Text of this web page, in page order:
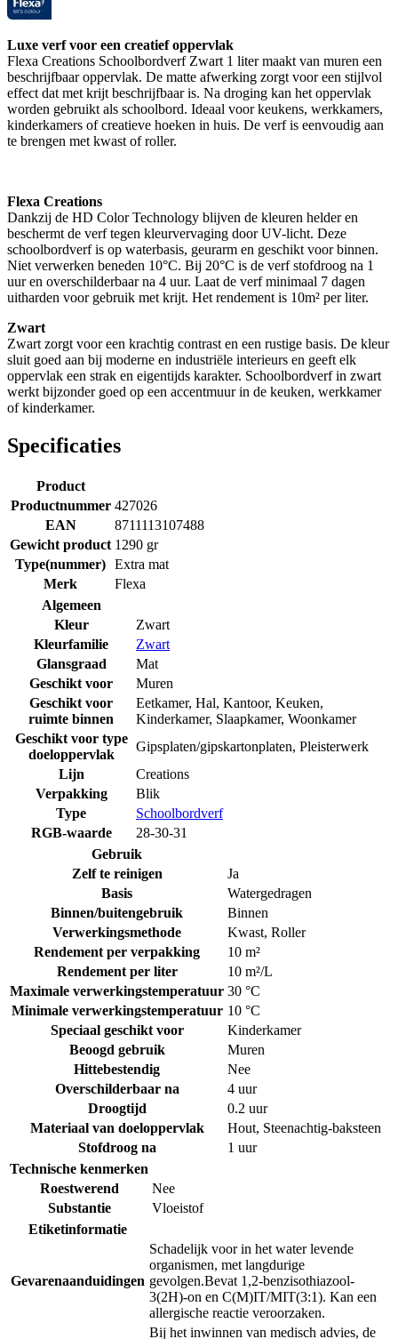
Luxe verf voor een creatief oppervlak
Flexa Creations Schoolbordverf Zwart 1 liter maakt van muren een
beschrijfbaar oppervlak. De matte afwerking zorgt voor een stijlvol
effect dat met krijt beschrijfbaar is. Na droging kan het oppervlak
worden gebruikt als schoolbord. Ideaal voor keukens, werkkamers,
kinderkamers of creatieve hoeken in huis. De verf is eenvoudig aan
te brengen met kwast of roller.
Flexa Creations
Dankzij de HD Color Technology blijven de kleuren helder en
beschermt de verf tegen kleurvervaging door UV-licht. Deze
schoolbordverf is op waterbasis, geurarm en geschikt voor binnen.
Niet verwerken beneden 10°C. Bij 20°C is de verf stofdroog na 1
uur en overschilderbaar na 4 uur. Laat de verf minimaal 7 dagen
uitharden voor gebruik met krijt. Het rendement is 10m² per liter.
Zwart
Zwart zorgt voor een krachtig contrast en een rustige basis. De kleur
sluit goed aan bij moderne en industriële interieurs en geeft elk
oppervlak een strak en eigentijds karakter. Schoolbordverf in zwart
werkt bijzonder goed op een accentmuur in de keuken, werkkamer
of kinderkamer.
Specificaties
Product
Productnummer 427026
EAN
8711113107488
Gewicht product 1290 gr
Type(nummer) Extra mat
Merk
Flexa
Algemeen
Kleur
Zwart
Kleurfamilie
Zwart
Glansgraad
Mat
Geschikt voor
Muren
Geschikt voor
ruimte binnen
Eetkamer, Hal, Kantoor, Keuken,
Kinderkamer, Slaapkamer, Woonkamer
Geschikt voor type
doeloppervlak
Gipsplaten/gipskartonplaten, Pleisterwerk
Lijn
Creations
Verpakking
Blik
Type
Schoolbordverf
RGB-waarde
28-30-31
Gebruik
Zelf te reinigen
Ja
Basis
Watergedragen
Binnen/buitengebruik
Binnen
Verwerkingsmethode
Kwast, Roller
Rendement per verpakking
10 m²
Rendement per liter
10 m²/L
Maximale verwerkingstemperatuur 30 °C
Minimale verwerkingstemperatuur 10 °C
Speciaal geschikt voor
Kinderkamer
Beoogd gebruik
Muren
Hittebestendig
Nee
Overschilderbaar na
4 uur
Droogtijd
0.2 uur
Materiaal van doeloppervlak
Hout, Steenachtig-baksteen
Stofdroog na
1 uur
Technische kenmerken
Roestwerend
Nee
Substantie
Vloeistof
Etiketinformatie
Gevarenaanduidingen
Schadelijk voor in het water levende
organismen, met langdurige
gevolgen.Bevat 1,2-benzisothiazool-
3(2H)-on en C(M)IT/MIT(3:1). Kan een
allergische reactie veroorzaken.
Bij het inwinnen van medisch advies, de